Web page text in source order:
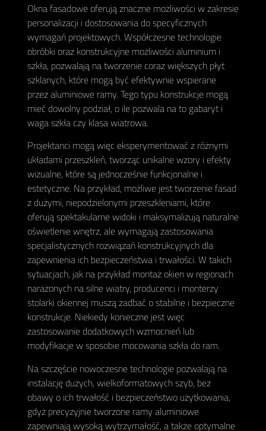
Okna fasadowe oferują znaczne możliwości w zakresie
personalizacji i dostosowania do specyficznych
wymagań projektowych. Współczesne technologie
obróbki oraz konstrukcyjne możliwości aluminium i
szkła, pozwalają na tworzenie coraz większych płyt
szklanych, które mogą być efektywnie wspierane
przez aluminiowe ramy. Tego typu konstrukcje mogą
mieć dowolny podział, o ile pozwala na to gabaryt i
waga szkła czy klasa wiatrowa.
Projektanci mogą więc eksperymentować z różnymi
układami przeszkleń, tworząc unikalne wzory i efekty
wizualne, które są jednocześnie funkcjonalne i
estetyczne. Na przykład, możliwe jest tworzenie fasad
z dużymi, niepodzielonymi przeszkleniami, które
oferują spektakularne widoki i maksymalizują naturalne
oświetlenie wnętrz, ale wymagają zastosowania
specjalistycznych rozwiązań konstrukcyjnych dla
zapewnienia ich bezpieczeństwa i trwałości. W takich
sytuacjach, jak na przykład montaż okien w regionach
narażonych na silne wiatry, producenci i monterzy
stolarki okiennej muszą zadbać o stabilne i bezpieczne
konstrukcje. Niekiedy konieczne jest więc
zastosowanie dodatkowych wzmocnień lub
modyfikacje w sposobie mocowania szkła do ram.
Na szczęście nowoczesne technologie pozwalają na
instalację dużych, wielkoformatowych szyb, bez
obawy o ich trwałość i bezpieczeństwo użytkowania,
gdyż precyzyjnie tworzone ramy aluminiowe
zapewniają wysoką wytrzymałość, a także optymalne